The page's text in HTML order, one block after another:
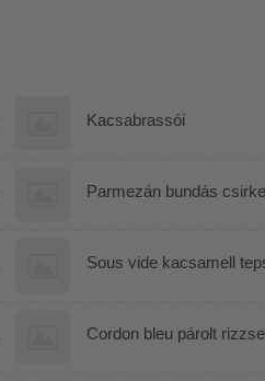
Kacsabrassói
Parmezán bundás
Sous vide kacsamell
Cordon bleu párolt